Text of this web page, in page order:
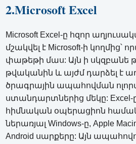
2.Microsoft Excel
Microsoft Excel-ը հզոր
մշակվել է Microsoft-ի կողմից՝
փաթեթի մաս: Այն ի սկզբանե
թվականին և այժմ դարձել է
ծրագրային ապահովման
ստանդարտներից մեկը: Excel-
հիմնական օպերացիոն
ներառյալ Windows-ը, Apple
Android սարքերը: Այն